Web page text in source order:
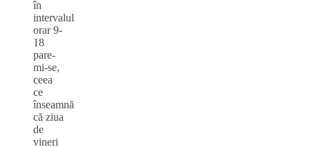
în
intervalul
orar 9-
18
pare-
mi-se,
ceea
ce
înseamnă
că ziua
de
vineri